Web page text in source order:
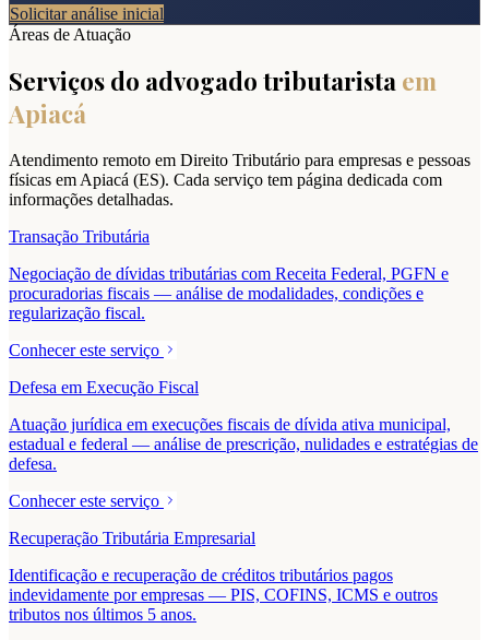
Solicitar análise inicial
Áreas de Atuação
Serviços do advogado tributarista em
Apiacá
Atendimento remoto em Direito Tributário para empresas e pessoas
físicas em Apiacá (ES). Cada serviço tem página dedicada com
informações detalhadas.
Transação Tributária
Negociação de dívidas tributárias com Receita Federal, PGFN e
procuradorias fiscais — análise de modalidades, condições e
regularização fiscal.
Conhecer este serviço
Defesa em Execução Fiscal
Atuação jurídica em execuções fiscais de dívida ativa municipal,
estadual e federal — análise de prescrição, nulidades e estratégias de
defesa.
Conhecer este serviço
Recuperação Tributária Empresarial
Identificação e recuperação de créditos tributários pagos
indevidamente por empresas — PIS, COFINS, ICMS e outros
tributos nos últimos 5 anos.